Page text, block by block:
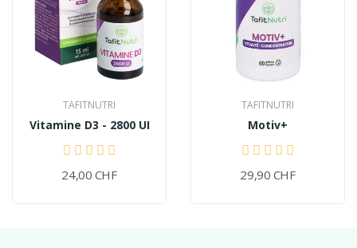
TAFITNUTRI
Vitamine D3 - 2800 UI
24,00 CHF
TAFITNUTRI
Motiv+
29,90 CHF